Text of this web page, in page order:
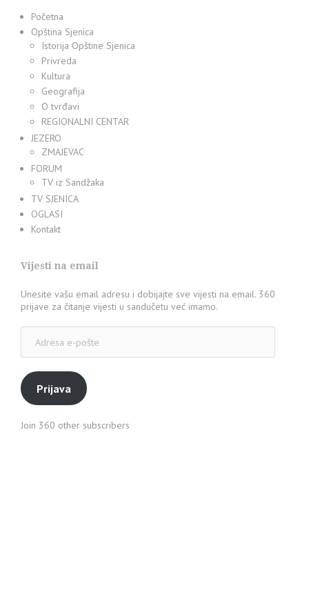
Početna
Opština Sjenica
Istorija Opštine Sjenica
Privreda
Kultura
Geografija
O tvrđavi
REGIONALNI CENTAR
JEZERO
ZMAJEVAC
FORUM
TV iz Sandžaka
TV SJENICA
OGLASI
Kontakt
Vijesti na email
Unesite vašu email adresu i dobijajte sve vijesti na email. 360
prijave za čitanje vijesti u sandučetu već imamo.
pošte
Prijava
Join 360 other subscribers